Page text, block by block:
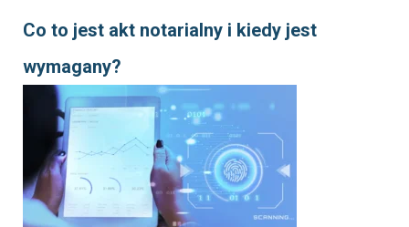
Co to jest akt notarialny i kiedy jest
wymagany?